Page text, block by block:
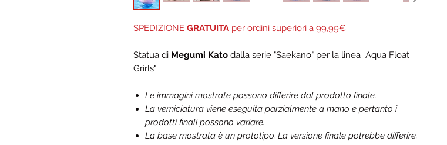
SPEDIZIONE GRATUITA per ordini superiori a 99,99€
Statua di Megumi Kato dalla serie "Saekano" per la linea Aqua Float
Grirls"
Le immagini mostrate possono differire dal prodotto finale.
La verniciatura viene eseguita parzialmente a mano e pertanto i
prodotti finali possono variare.
La base mostrata è un prototipo. La versione finale potrebbe differire.